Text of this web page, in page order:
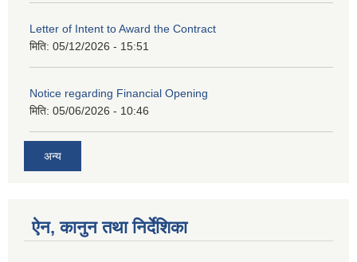
Letter of Intent to Award the Contract
मिति: 05/12/2026 - 15:51
Notice regarding Financial Opening
मिति: 05/06/2026 - 10:46
अन्य
ऐन, कानुन तथा निर्देशिका